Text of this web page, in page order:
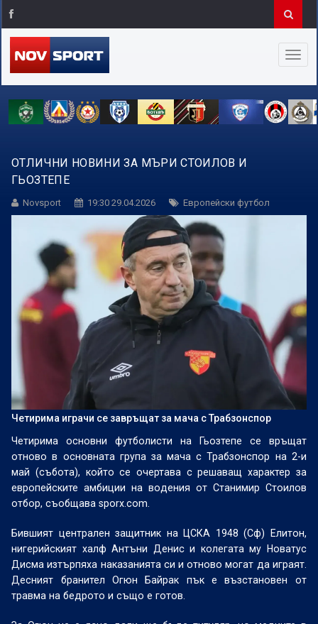
ОТЛИЧНИ НОВИНИ ЗА МЪРИ СТОИЛОВ И
ГЬОЗТЕПЕ
Novsport 19:30 29.04.2026 Европейски футбол
Четирима играчи се завръщат за мача с Трабзонспор
Четирима основни футболисти на Гьозтепе се връщат
отново в основната група за мача с Трабзонспор на 2-и
май (събота), който се очертава с решаващ характер за
европейските амбиции на водения от Станимир Стоилов
отбор, съобщава sporx.com.
Бившият централен защитник на ЦСКА 1948 (Сф) Елитон,
нигерийският халф Антъни Денис и колегата му Новатус
Дисма изтърпяха наказанията си и отново могат да играят.
Десният бранител Огюн Байрак пък е възстановен от
травма на бедрото и също е готов.